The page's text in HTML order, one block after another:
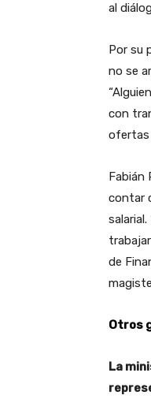
al
Por su
no se
con
ofertas
Fabián
contar
de
Otros
La